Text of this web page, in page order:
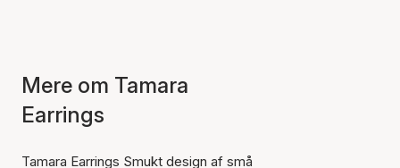
Mere om Tamara
Earrings
Tamara Earrings Smukt design af små